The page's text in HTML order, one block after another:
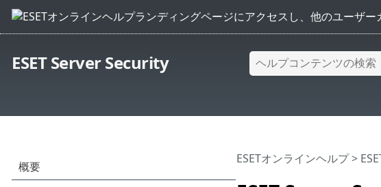
ESET Server Security
ESETオンラインヘルプ>